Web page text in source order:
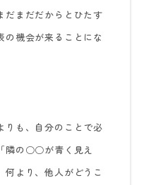
だまだだからとひたす
の機会が来ることにな
りも、自分のことで必
隣の○○が青く見え
何より、他人がどうこ